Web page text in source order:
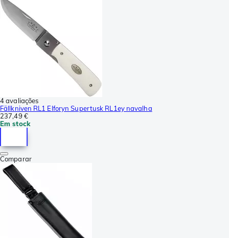
4 avaliações
Fällkniven RL1 Elforyn Supertusk RL1ey navalha
237,49 €
Em stock
Comparar